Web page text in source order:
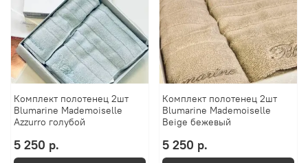
Комплект полотенец 2шт
Blumarine Mademoiselle
Azzurro голубой
5 250 р.
Комплект полотенец 2шт
Blumarine Mademoiselle
Beige бежевый
5 250 р.